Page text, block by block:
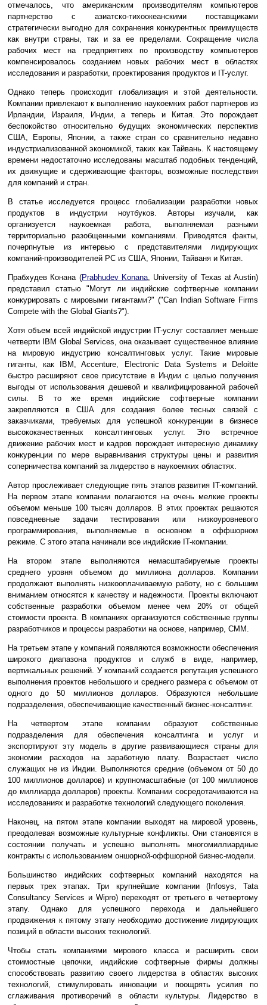
отмечалось, что американским производителям компьютеров
партнерство с азиатско-тихоокеанскими поставщиками
стратегически выгодно для сохранения конкурентных преимуществ
как внутри страны, так и за ее пределами. Сокращение числа
рабочих мест на предприятиях по производству компьютеров
компенсировалось созданием новых рабочих мест в областях
исследования и разработки, проектирования продуктов и IT-услуг.
Однако теперь происходит глобализация и этой деятельности.
Компании привлекают к выполнению наукоемких работ партнеров из
Ирландии, Израиля, Индии, а теперь и Китая. Это порождает
беспокойство относительно будущих экономических перспектив
США, Европы, Японии, а также стран со сравнительно недавно
индустриализованной экономикой, таких как Тайвань. К настоящему
времени недостаточно исследованы масштаб подобных тенденций,
их движущие и сдерживающие факторы, возможные последствия
для компаний и стран.
В статье исследуется процесс глобализации разработки новых
продуктов в индустрии ноутбуков. Авторы изучали, как
организуется наукоемкая работа, выполняемая разными
территориально разобщенными компаниями. Приводятся факты,
почерпнутые из интервью с представителями лидирующих
компаний-производителей PC из США, Японии, Тайваня и Китая.
Прабхудев Конана (Prabhudev Konana, University of Texas at Austin)
представил статью "Могут ли индийские софтверные компании
конкурировать с мировыми гигантами?" ("Can Indian Software Firms
Compete with the Global Giants?").
Хотя объем всей индийской индустрии IT-услуг составляет меньше
четверти IBM Global Services, она оказывает существенное влияние
на мировую индустрию консалтинговых услуг. Такие мировые
гиганты, как IBM, Accenture, Electronic Data Systems и Deloitte
быстро расширяют свое присутствие в Индии с целью получения
выгоды от использования дешевой и квалифицированной рабочей
силы. В то же время индийские софтверные компании
закрепляются в США для создания более тесных связей с
заказчиками, требуемых для успешной конкуренции в бизнесе
высококачественных консалтинговых услуг. Это встречное
движение рабочих мест и кадров порождает интересную динамику
конкуренции по мере выравнивания структуры цены и развития
соперничества компаний за лидерство в наукоемких областях.
Автор прослеживает следующие пять этапов развития IT-компаний.
На первом этапе компании полагаются на очень мелкие проекты
объемом меньше 100 тысяч долларов. В этих проектах решаются
повседневные задачи тестирования или низкоуровневого
программирования, выполняемые в основном в оффшорном
режиме. С этого этапа начинали все индийские IT-компании.
На втором этапе выполняются немасштабируемые проекты
среднего уровня объемом до миллиона долларов. Компании
продолжают выполнять низкооплачиваемую работу, но с большим
вниманием относятся к качеству и надежности. Проекты включают
собственные разработки объемом менее чем 20% от общей
стоимости проекта. В компаниях организуются собственные группы
разработчиков и процессы разработки на основе, например, CMM.
На третьем этапе у компаний появляются возможности обеспечения
широкого диапазона продуктов и служб в виде, например,
вертикальных решений. У компаний создается репутация успешного
выполнения проектов небольшого и среднего размера с объемом от
одного до 50 миллионов долларов. Образуются небольшие
подразделения, обеспечивающие качественный бизнес-консалтинг.
На четвертом этапе компании образуют собственные
подразделения для обеспечения консалтинга и услуг и
экспортируют эту модель в другие развивающиеся страны для
экономии расходов на заработную плату. Возрастает число
служащих не из Индии. Выполняются средние (объемом от 50 до
100 миллионов долларов) и крупномасштабные (от 100 миллионов
до миллиарда долларов) проекты. Компании сосредотачиваются на
исследованиях и разработке технологий следующего поколения.
Наконец, на пятом этапе компании выходят на мировой уровень,
преодолевая возможные культурные конфликты. Они становятся в
состоянии получать и успешно выполнять многомиллиардные
контракты с использованием оншорной-оффшорной бизнес-модели.
Большинство индийских софтверных компаний находятся на
первых трех этапах. Три крупнейшие компании (Infosys, Tata
Consultancy Services и Wipro) переходят от третьего в четвертому
этапу. Однако для успешного перехода и дальнейшего
продвижения к пятому этапу необходимо достижение лидирующих
позиций в области высоких технологий.
Чтобы стать компаниями мирового класса и расширить свои
стоимостные цепочки, индийские софтверные фирмы должны
способствовать развитию своего лидерства в областях высоких
технологий, стимулировать инновации и поощрять усилия по
сглаживания противоречий в области культуры. Лидерство в